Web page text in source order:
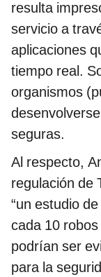
resulta
servicio a
aplicaciones
tiempo real.
organismos
seguras.
Al respecto,
regulación de
“un estudio
cada 10
podrían ser
para la